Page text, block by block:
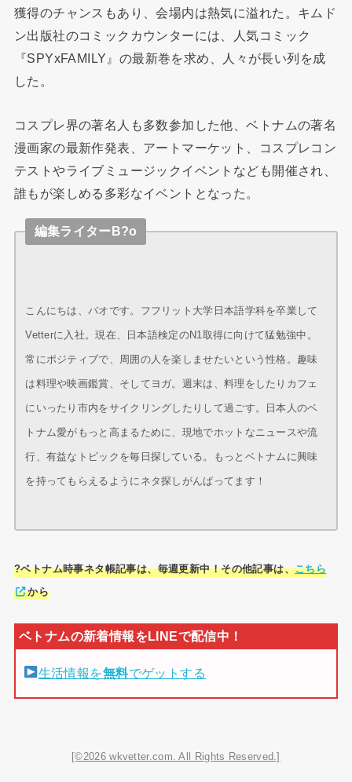
獲得のチャンスもあり、会場内は熱気に溢れた。キムド
ン出版社のコミックカウンターには、人気コミック
『SPYxFAMILY』の最新巻を求め、人々が長い列を成
した。
コスプレ界の著名人も多数参加した他、ベトナムの著名
漫画家の最新作発表、アートマーケット、コスプレコン
テストやライブミュージックイベントなども開催され、
誰もが楽しめる多彩なイベントとなった。
編集ライターB?o
こんにちは、バオです。フフリット大学日本語学科を卒業して
Vetterに入社。現在、日本語検定のN1取得に向けて猛勉強中。
常にポジティブで、周囲の人を楽しませたいという性格。趣味
は料理や映画鑑賞、そしてヨガ。週末は、料理をしたりカフェ
にいったり市内をサイクリングしたりして過ごす。日本人のベ
トナム愛がもっと高まるために、現地でホットなニュースや流
行、有益なトピックを毎日探している。もっとベトナムに興味
を持ってもらえるようにネタ探しがんばってます！
?ベトナム時事ネタ帳記事は、毎週更新中！その他記事は、こちら
から
生活情報を無料でゲットする
[©2026 wkvetter.com. All Rights Reserved.]